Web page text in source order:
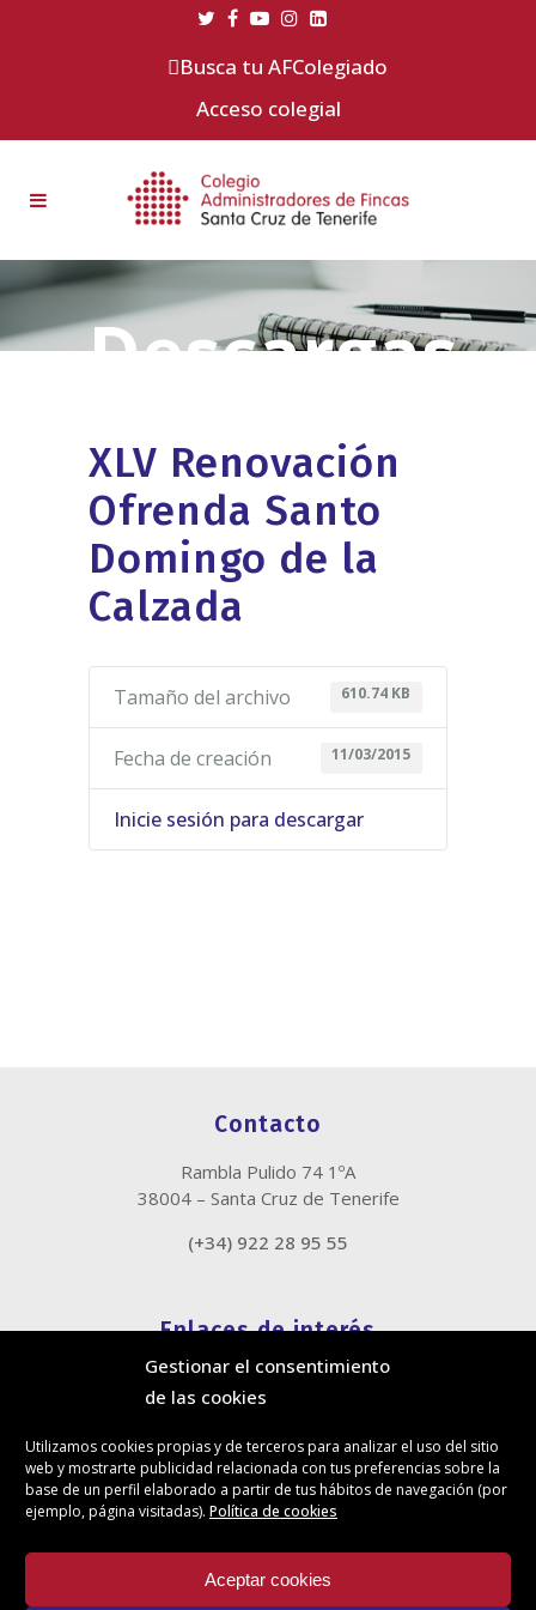
Gestionar el consentimiento
de las cookies
Utilizamos cookies propias y de terceros para analizar el uso del sitio
web y mostrarte publicidad relacionada con tus preferencias sobre la
base de un perfil elaborado a partir de tus hábitos de navegación (por
ejemplo, página visitadas). Política de cookies
Aceptar cookies
Busca tu AFColegiado
Acceso colegial
XLV Renovación
Ofrenda Santo
Domingo de la
Calzada
Tamaño del archivo 610.74 KB
Fecha de creación 11/03/2015
Inicie sesión para descargar
Contacto
Rambla Pulido 74 1ºA
38004 – Santa Cruz de Tenerife
(+34) 922 28 95 55
Enlaces de interés
Política de cookies
Política de privacidad
Canal de denuncias
Protección de privacidad en redes sociales
Síguenos